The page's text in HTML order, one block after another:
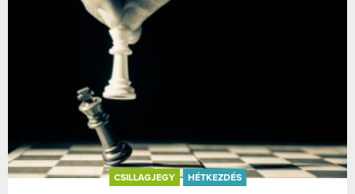
CSILLAGJEGY HÉTKEZDÉS